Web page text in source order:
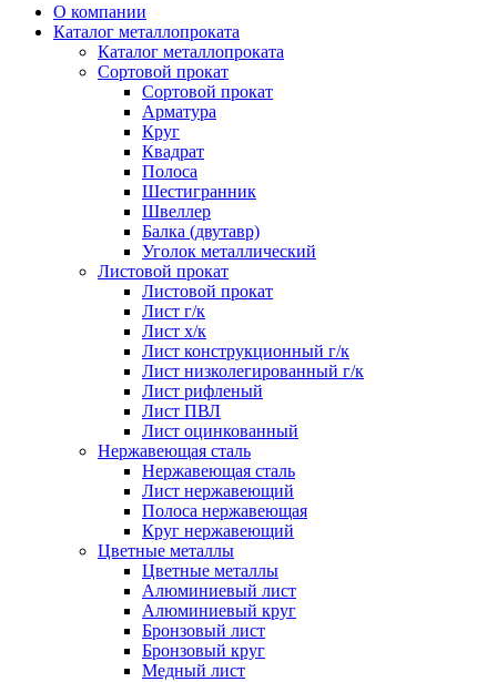
О компании
Каталог металлопроката
Каталог металлопроката
Сортовой прокат
Сортовой прокат
Арматура
Круг
Квадрат
Полоса
Шестигранник
Швеллер
Балка (двутавр)
Уголок металлический
Листовой прокат
Листовой прокат
Лист г/к
Лист х/к
Лист конструкционный г/к
Лист низколегированный г/к
Лист рифленый
Лист ПВЛ
Лист оцинкованный
Нержавеющая сталь
Нержавеющая сталь
Лист нержавеющий
Полоса нержавеющая
Круг нержавеющий
Цветные металлы
Цветные металлы
Алюминиевый лист
Алюминиевый круг
Бронзовый лист
Бронзовый круг
Медный лист